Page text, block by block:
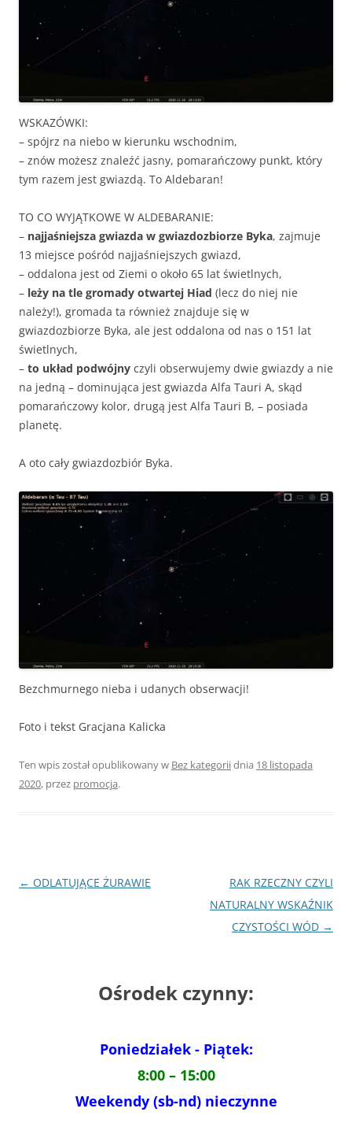
WSKAZÓWKI:
– spójrz na niebo w kierunku wschodnim,
– znów możesz znaleźć jasny, pomarańczowy punkt, który
tym razem jest gwiazdą. To Aldebaran!
TO CO WYJĄTKOWE W ALDEBARANIE:
– najjaśniejsza gwiazda w gwiazdozbiorze Byka, zajmuje
13 miejsce pośród najjaśniejszych gwiazd,
– oddalona jest od Ziemi o około 65 lat świetlnych,
– leży na tle gromady otwartej Hiad (lecz do niej nie
należy!), gromada ta również znajduje się w
gwiazdozbiorze Byka, ale jest oddalona od nas o 151 lat
świetlnych,
– to układ podwójny czyli obserwujemy dwie gwiazdy a nie
na jedną – dominująca jest gwiazda Alfa Tauri A, skąd
pomarańczowy kolor, drugą jest Alfa Tauri B, – posiada
planetę.
A oto cały gwiazdozbiór Byka.
Bezchmurnego nieba i udanych obserwacji!
Foto i tekst Gracjana Kalicka
Ten wpis został opublikowany w Bez kategoriidnia 18 listopada
2020, przez promocja.
Nawigacja
← ODLATUJĄCE ŻURAWIE
RAK RZECZNY CZYLI
NATURALNY WSKAŹNIK
CZYSTOŚCI WÓD →
Ośrodek czynny:
Poniedziałek - Piątek:
8:00 – 15:00
Weekendy (sb-nd) nieczynne